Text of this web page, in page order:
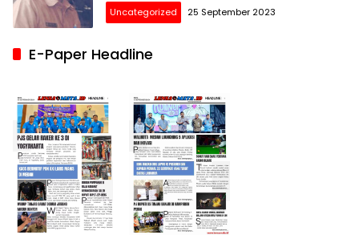
Uncategorized 25 September 2023
E-Paper Headline